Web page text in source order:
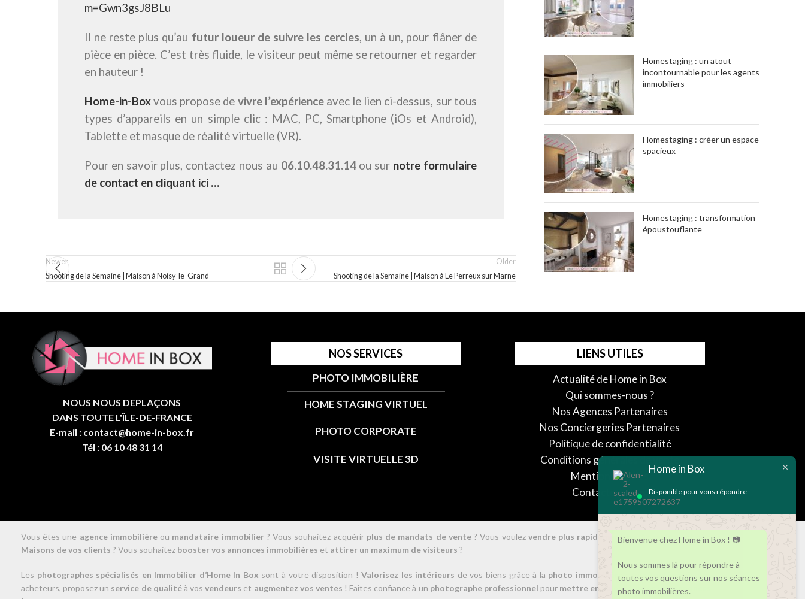
m=Gwn3gsJ8BLu
Il ne reste plus qu’au futur loueur de suivre les cercles, un à un, pour flâner de
pièce en pièce. C’est très fluide, le visiteur peut même se retourner et regarder
en hauteur !
Home-in-Boxvous propose de vivre l’expérienceavec le lien ci-dessus, sur tous
types d’appareils en un simple clic : MAC, PC, Smartphone (iOs et Android),
Tablette et masque de réalité virtuelle (VR).
Pour en savoir plus, contactez nous au 06.10.48.31.14ou sur notre formulaire
de contact en cliquant ici …
Newer
Shooting de la Semaine | Maison à Noisy-le-Grand
Older
Shooting de la Semaine | Maison à Le Perreux sur Marne
Homestaging : un atout
incontournable pour les agents
immobiliers
Homestaging : créer un espace
spacieux
Homestaging : transformation
époustouflante
NOUS NOUS DEPLAÇONS
DANS TOUTE L'ÎLE-DE-FRANCE
E-mail : contact@home-in-box.fr
Tél : 06 10 48 31 14
NOS SERVICES
PHOTO IMMOBILIÈRE
HOME STAGING VIRTUEL
PHOTO CORPORATE
VISITE VIRTUELLE 3D
LIENS UTILES
Actualité de Home in Box
Qui sommes-nous ?
Nos Agences Partenaires
Nos Conciergeries Partenaires
Politique de confidentialité
Conditions générales de vente
Mentions légales
Contactez-nous
Vous êtes une agence immobilièreou mandataire immobilier? Vous souhaitez acquérir plus de mandats de vente? Vous voulez vendre plus rapidement les Appartements ou
Maisons de vos clients ? Vous souhaitez booster vos annonces immobilières et attirer un maximum de visiteurs ?
Les photographes spécialisés en Immobilier d’Home In Box sont à votre disposition !Valorisez les intérieurs de vos biens grâce à la photo immobilière: suscitez l'intérêt des
acheteurs, proposez un service de qualitéà vosvendeurs et augmentez vos ventes ! Faites confiance à un photographe professionnel pour mettre en valeur toutes vos annonces
Home in Box
Disponible pour vous répondre
Bienvenue chez Home in Box ! 📷
Nous sommes là pour répondre à
toutes vos questions sur nos séances
photo immobilières.